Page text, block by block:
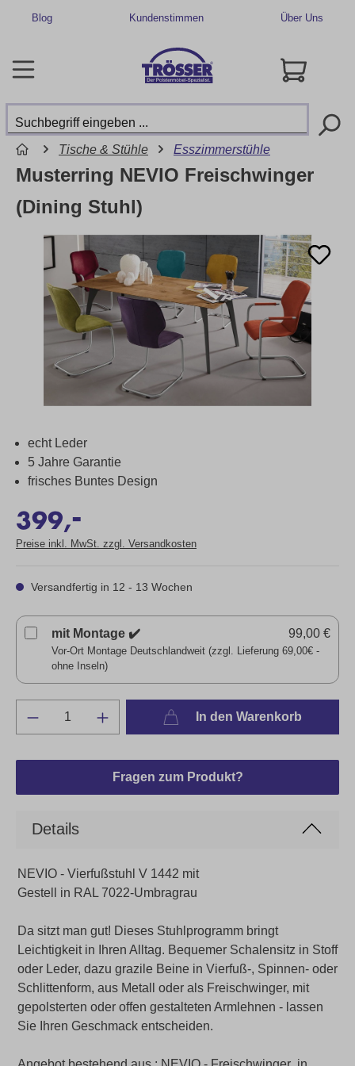
Blog Kundenstimmen Über Uns
Tische & Stühle Esszimmerstühle
Musterring NEVIO Freischwinger
(Dining Stuhl)
echt Leder
5 Jahre Garantie
frisches Buntes Design
399,
-
Preise inkl. MwSt. zzgl. Versandkosten
Versandfertig in 12 - 13 Wochen
mit Montage ✔️
Vor-Ort Montage Deutschlandweit (zzgl. Lieferung 69,00€ -
ohne Inseln)
99,00 €
In den Warenkorb
Fragen zum Produkt?
Details
NEVIO - Vierfußstuhl V 1442 mit
Gestell in RAL 7022-Umbragrau
Da sitzt man gut! Dieses Stuhlprogramm bringt
Leichtigkeit in Ihren Alltag. Bequemer Schalensitz in Stoff
oder Leder, dazu grazile Beine in Vierfuß-, Spinnen- oder
Schlittenform, aus Metall oder als Freischwinger, mit
gepolsterten oder offen gestalteten Armlehnen - lassen
Sie Ihren Geschmack entscheiden.